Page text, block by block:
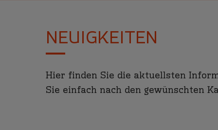
NEUIGKEITEN
Hier finden Sie die aktuellsten
Sie einfach nach den gewünschten